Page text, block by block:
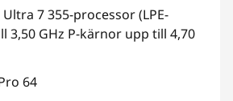
7 355-processor (LPE-
3,50 GHz P-kärnor upp till 4,70
64